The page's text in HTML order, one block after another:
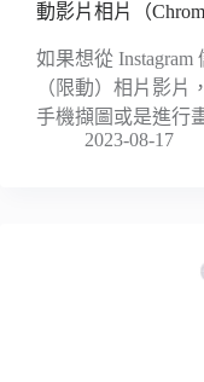
動影片相片（
如果想從
（限動）相片影片
手機擷圖或是進行
2023-08-17